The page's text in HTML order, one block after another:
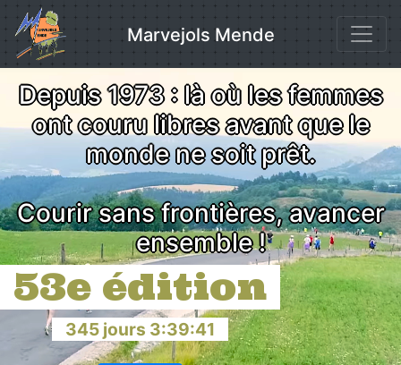
Skip
to
content
Marvejols Mende
Depuis 1973 : là où les femmes
ont couru libres avant que le
monde ne soit prêt.
Courir sans frontières, avancer
ensemble !
53e édition
345jours 3:39:40